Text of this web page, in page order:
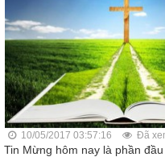
10/05/2017 03:57:16 Đã
Tin Mừng hôm nay là phần